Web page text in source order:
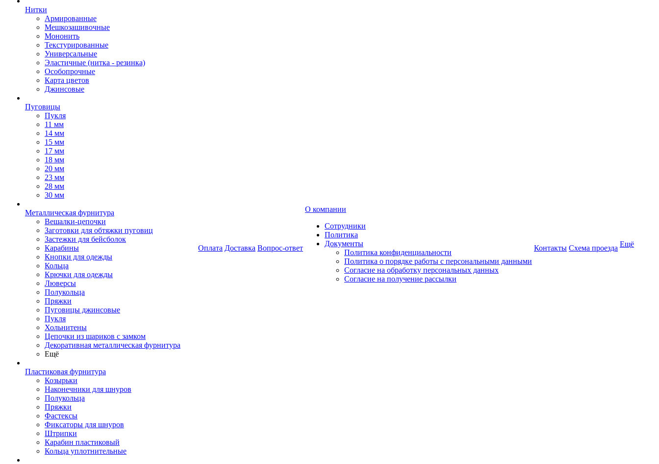
Нитки
Армированные
Мешкозашивочные
Мононить
Текстурированные
Универсальные
Эластичные (нитка - резинка)
Особопрочные
Карта цветов
Джинсовые
Пуговицы
Пукля
11 мм
14 мм
15 мм
17 мм
18 мм
20 мм
23 мм
28 мм
30 мм
Металлическая фурнитура
Вешалки-цепочки
Заготовки для обтяжки пуговиц
Застежки для бейсболок
Карабины
Кнопки для одежды
Кольца
Крючки для одежды
Люверсы
Полукольца
Пряжки
Пуговицы джинсовые
Пукля
Хольнитены
Цепочки из шариков с замком
Декоративная металлическая фурнитура
Ещё
Пластиковая фурнитура
Козырьки
Наконечники для шнуров
Полукольца
Пряжки
Фастексы
Фиксаторы для шнуров
Штрипки
Карабин пластиковый
Кольца уплотнительные
Оплата Доставка Вопрос-ответ
О компании
Сотрудники
Политика
Документы
Политика конфиденциальности
Политика о порядке работы с персональными данными
Согласие на обработку персональных данных
Согласие на получение рассылки
Контакты Схема проезда Ещё